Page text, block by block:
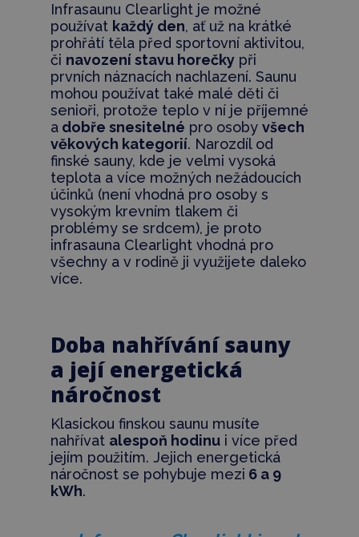
Infrasaunu Clearlight je možné
používat každý den, ať už na krátké
prohřátí těla před sportovní aktivitou,
či navození stavu horečkypři
prvních náznacích nachlazení. Saunu
mohou používat také malé děti či
senioři, protože teplo v ní je příjemné
adobře snesitelné pro osoby všech
věkových kategorií. Narozdíl od
finské sauny, kde je velmi vysoká
teplota a více možných nežádoucích
účinků (není vhodná pro osoby s
vysokým krevním tlakem či
problémy se srdcem), je proto
infrasauna Clearlight vhodná pro
všechny a v rodině ji využijete daleko
více.
Doba nahřívání sauny
a její energetická
náročnost
Klasickou finskou saunu musíte
nahřívat alespoň hodinui více před
jejím použitím. Jejich energetická
náročnost se pohybuje mezi 6 a 9
kWh.